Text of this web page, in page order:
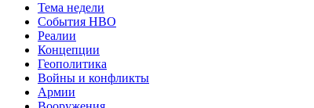
Тема недели
События НВО
Реалии
Концепции
Геополитика
Войны и конфликты
Армии